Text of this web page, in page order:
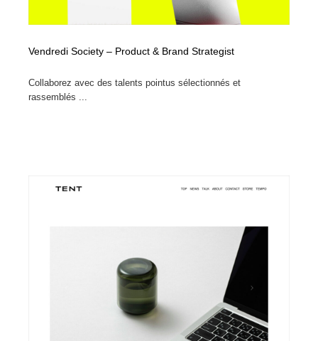
Vendredi Society – Product & Brand Strategist
Collaborez avec des talents pointus sélectionnés et
rassemblés ...